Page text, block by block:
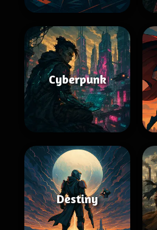
Cyberpunk
Destiny